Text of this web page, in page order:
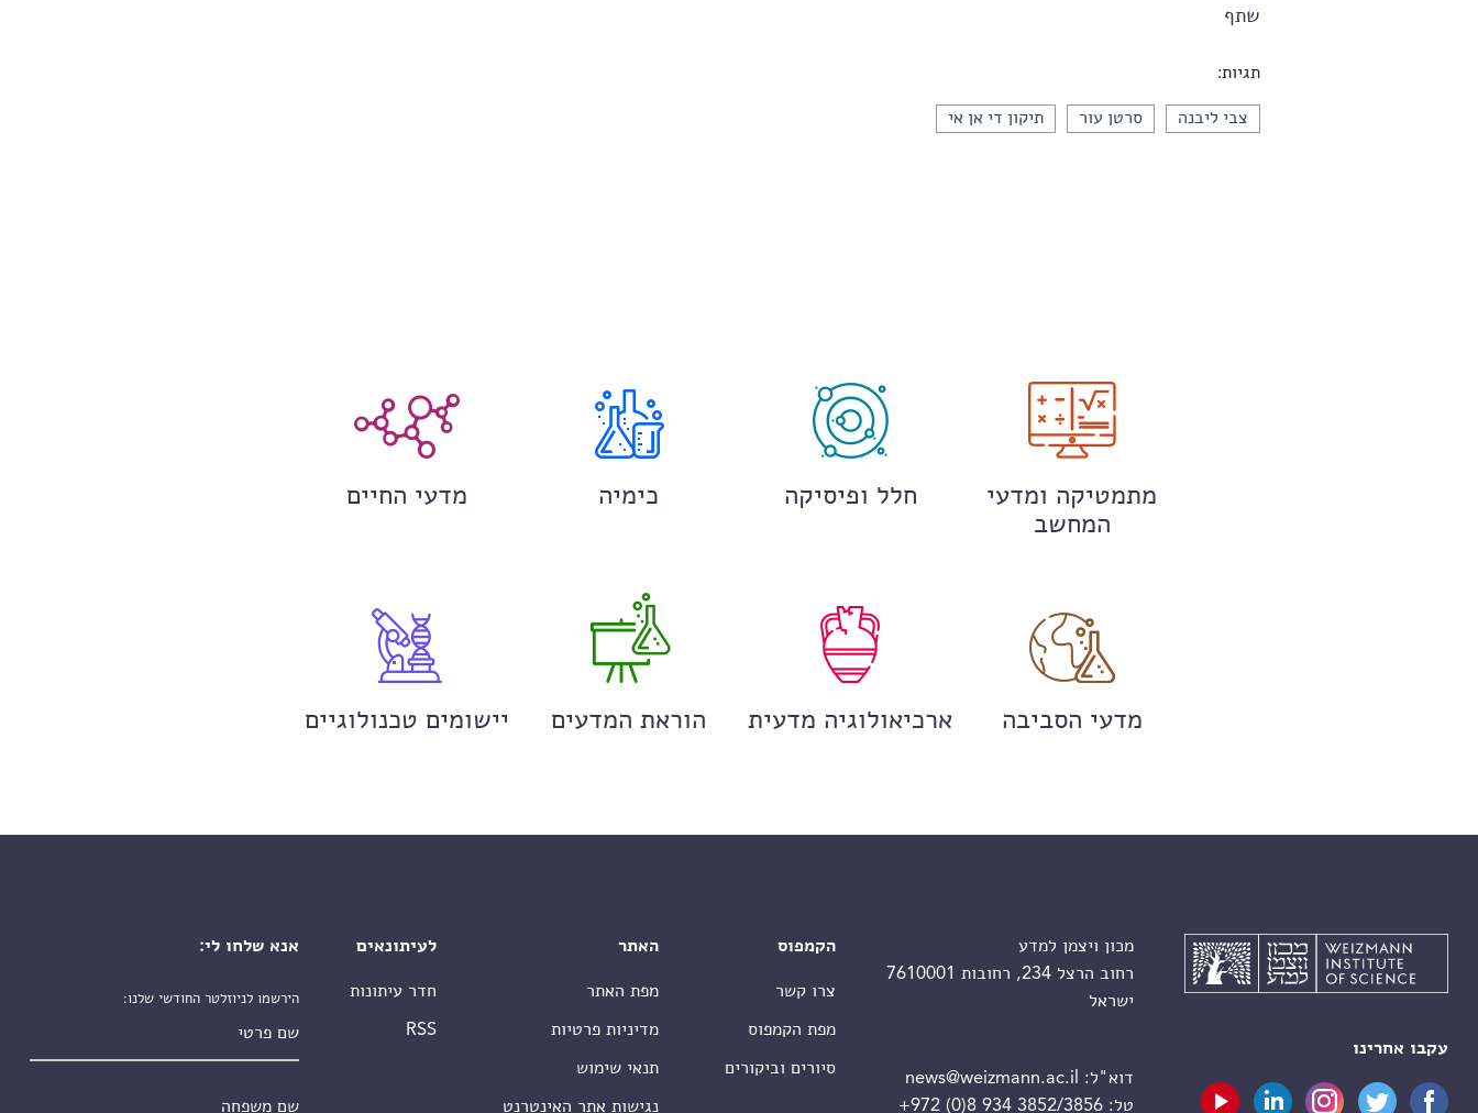
שתף
תגיות:
צבי ליבנה סרטן עור תיקון די אן אי
מתמטיקה ומדעי
המחשב
חלל ופיסיקה כימיה מדעי החיים
מדעי הסביבה ארכיאולוגיה מדעית הוראת המדעים יישומים טכנולוגיים
עקבו אחרינו
מכון ויצמן למדע
רחוב הרצל 234, רחובות 7610001
ישראל
דוא"ל:
news@weizmann.ac.il
טל:+972 (0)8 934 3852/3856
הקמפוס
צרו קשר
מפת הקמפוס
סיורים וביקורים
האתר
מפת האתר
מדיניות פרטיות
תנאי שימוש
נגישות אתר האינטרנט
לעיתונאים
חדר עיתונות
RSS
אנא שלחו לי:
הירשמו לניוזלטר החודשי שלנו: